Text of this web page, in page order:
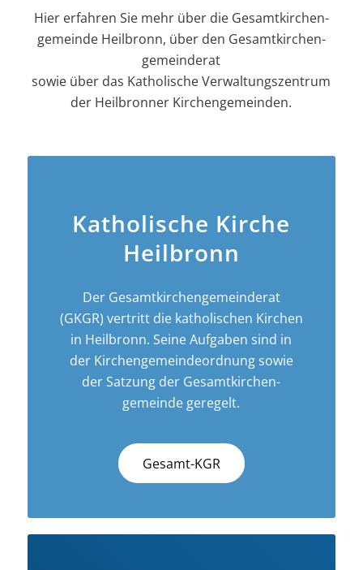
Hier erfahren Sie mehr über die Gesamt­kirchen­
gemeinde Heilbronn, über den Gesamt­kirchen­
gemeinderat
sowie über das Katholische Verwaltungszentrum
der Heilbronner Kirchengemeinden.
Katholische Kirche
Heilbronn
Der Gesamt­­kirchen­­gemeinderat
(GKGR) vertritt die katholischen Kirchen
in Heilbronn. Seine Aufgaben sind in
der Kirchen­­gemeinde­­ordnung sowie
der Satzung der Gesamt­kirchen­
gemeinde geregelt.
Gesamt-KGR